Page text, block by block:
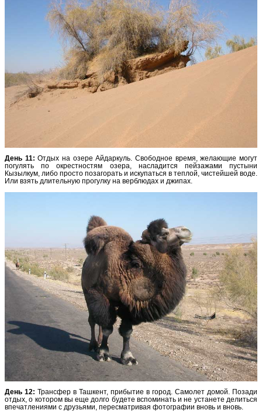
День 11: Отдых на озере Айдаркуль. Свободное время, желающие могут
погулять по окрестностям озера, насладится пейзажами пустыни
Кызылкум, либо просто позагорать и искупаться в теплой, чистейшей воде.
Или взять длительную прогулку на верблюдах и джипах.
День 12: Трансфер в Ташкент, прибытие в город. Самолет домой. Позади
отдых, о котором вы еще долго будете вспоминать и не устанете делиться
впечатлениями с друзьями, пересматривая фотографии вновь и вновь.